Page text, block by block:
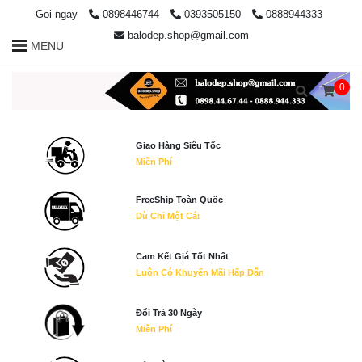
Gọi ngay 0898446744 0393505150
0888944333
balodep.shop@gmail.com
MENU
0
Giao Hàng Siêu Tốc
Miễn Phí
FreeShip Toàn Quốc
Dù Chỉ Một Cái
Cam Kết Giá Tốt Nhất
Luôn Có Khuyến Mãi Hấp Dẫn
Đổi Trả 30 Ngày
Miễn Phí